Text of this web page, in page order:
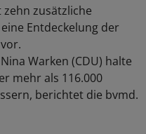
zusätzliche
Entdeckelung der
Warken (CDU) halte
mehr als 116.000
berichtet die bvmd.